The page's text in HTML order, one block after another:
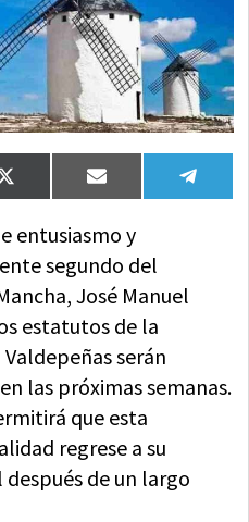
Compartir
en
X
(Twitter)
Compartir
en
Email
en
entusiasmo y
segundo del
José Manuel
estatutos de la
serán
las próximas semanas.
que esta
regrese a su
de un largo